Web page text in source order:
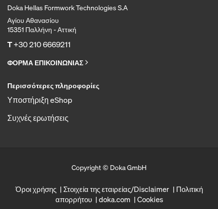
Doka Hellas Formwork Technologies S.A
Αγίου Αθανασίου
15351 Παλλήνη - Αττική
T+30 210 6669211
ΦΟΡΜΑ ΕΠΙΚΟΙΝΩΝΙΑΣ
Περισσότερες πληροφορίες
Υποστήριξη eShop
Συχνές ερωτήσεις
Copyright © Doka GmbH
Όροι χρήσης Στοιχεία της εταιρείας/Disclaimer
Πολιτική
απορρήτου
doka.com Cookies